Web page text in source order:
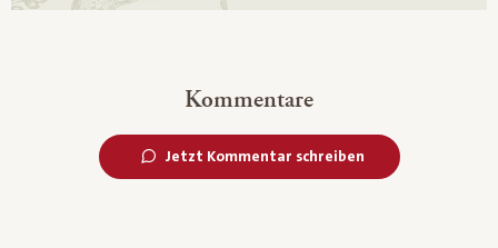
Kommentare
Jetzt Kommentar schreiben